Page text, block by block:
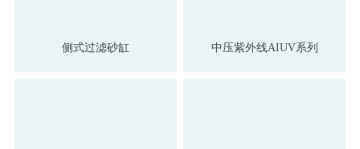
侧式过滤砂缸 中压紫外线AIUV系列